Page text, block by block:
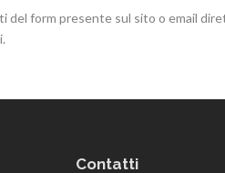
form presente sul sito o email
Contatti